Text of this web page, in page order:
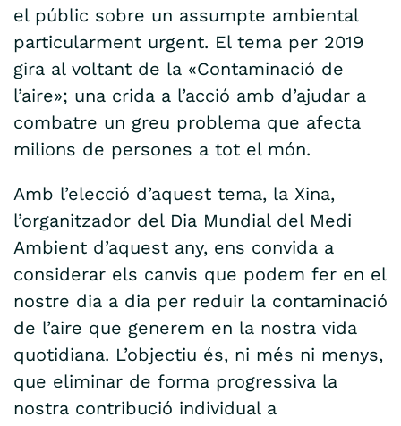
el públic sobre un assumpte ambiental
particularment urgent. El tema per 2019
gira al voltant de la «Contaminació de
l’aire»; una crida a l’acció amb d’ajudar a
combatre un greu problema que afecta
milions de persones a tot el món.
Amb l’elecció d’aquest tema, la Xina,
l’organitzador del Dia Mundial del Medi
Ambient d’aquest any, ens convida a
considerar els canvis que podem fer en el
nostre dia a dia per reduir la contaminació
de l’aire que generem en la nostra vida
quotidiana. L’objectiu és, ni més ni menys,
que eliminar de forma progressiva la
nostra contribució individual a